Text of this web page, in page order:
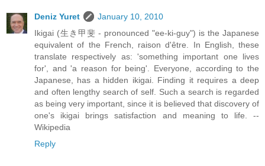
Deniz Yuret
January 10, 2010
Ikigai (生き甲斐 - pronounced "ee-ki-guy") is the Japanese
equivalent of the French, raison d'être. In English, these
translate respectively as: 'something important one lives
for', and 'a reason for being'. Everyone, according to the
Japanese, has a hidden ikigai. Finding it requires a deep
and often lengthy search of self. Such a search is regarded
as being very important, since it is believed that discovery of
one's ikigai brings satisfaction and meaning to life. --
Wikipedia
Reply